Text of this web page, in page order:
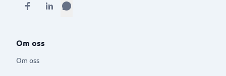
Om oss
Om oss